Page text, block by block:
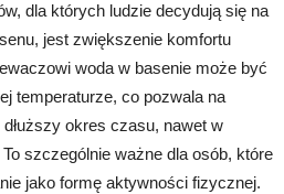
dla których ludzie decydują się na
jest zwiększenie komfortu
woda w basenie może być
temperaturze, co pozwala na
okres czasu, nawet w
szczególnie ważne dla osób, które
jako formę aktywności fizycznej.